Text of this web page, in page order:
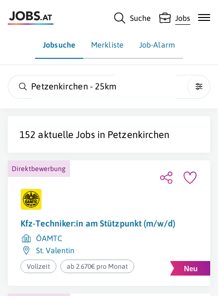
Suche Jobs
Jobsuche Merkliste Job-Alarm
Petzenkirchen - 25km
152 aktuelle Jobs in Petzenkirchen
Direktbewerbung
Kfz-Techniker:in am Stützpunkt (m/w/d)
ÖAMTC
St. Valentin
Vollzeit ab 2.670€ pro Monat